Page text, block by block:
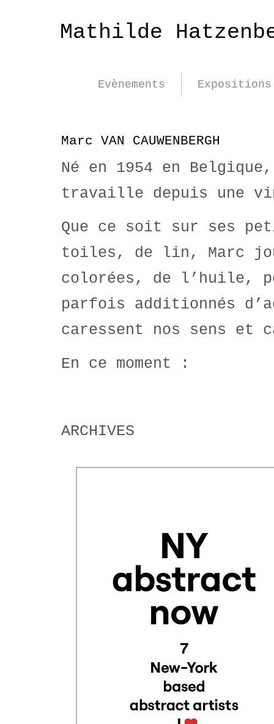
Mathilde
Evènements Expositions
Marc VAN CAUWENBERGH
Né en 1954 en
travaille depuis une
Que ce soit sur ses
toiles, de lin, Marc
colorées, de l’huile,
parfois additionnés
caressent nos sens
En ce moment :
ARCHIVES